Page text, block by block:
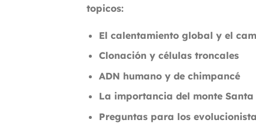
topicos:
El calentamiento global y el
Clonación y células troncales
ADN humano y de chimpancé
La importancia del monte Santa
Preguntas para los